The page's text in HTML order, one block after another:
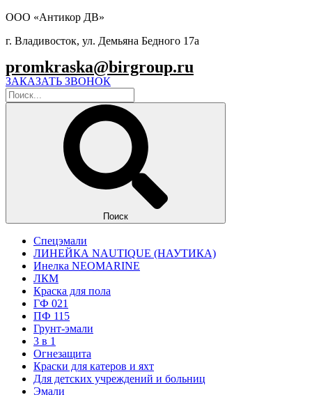
ООО «Антикор ДВ»
г. Владивосток, ул. Демьяна Бедного 17а
promkraska@birgroup.ru
ЗАКАЗАТЬ ЗВОНОК
Поиск
Спецэмали
ЛИНЕЙКА NAUTIQUE (НАУТИКА)
Инелка NEOMARINE
ЛКМ
Краска для пола
ГФ 021
ПФ 115
Грунт-эмали
3 в 1
Огнезащита
Краски для катеров и яхт
Для детских учреждений и больниц
Эмали